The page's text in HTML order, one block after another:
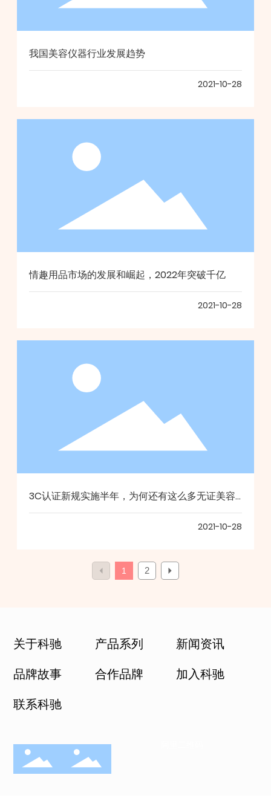
我国美容仪器行业发展趋势
2021-10-28
情趣用品市场的发展和崛起，2022年突破千亿
2021-10-28
3C认证新规实施半年，为何还有这么多无证美容
仪？
2021-10-28
1 2
关于科驰 产品系列
新闻资讯
品牌故事
合作品牌
加入科驰
联系科驰